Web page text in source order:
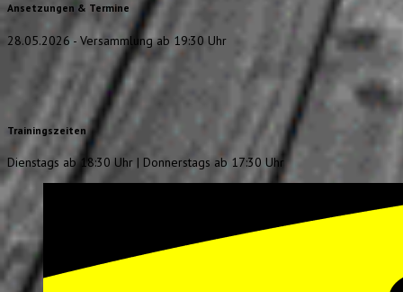
Ansetzungen & Termine
28.05.2026 - Versammlung ab 19:30 Uhr
Trainingszeiten
Dienstags ab 18:30 Uhr | Donnerstags ab 17:30 Uhr